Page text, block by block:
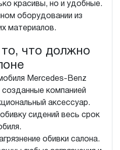
красивы, но и удобные.
оборудовании из
материалов.
что должно
Mercedes-Benz
компанией
аксессуар.
сидений весь срок
обивки салона.